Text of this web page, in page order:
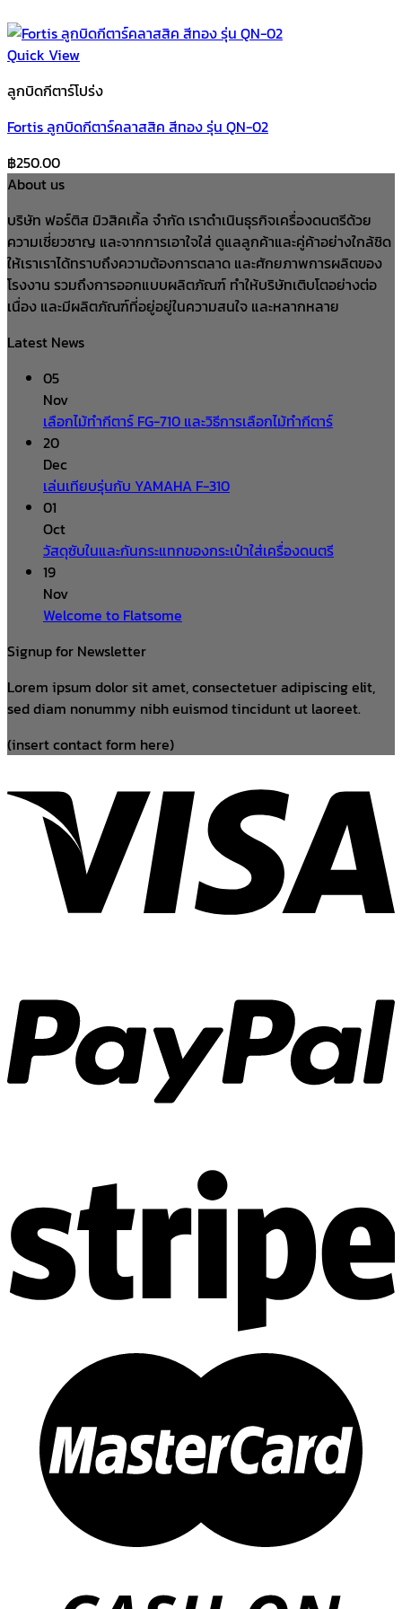
Quick View
ลูกบิดกีตาร์โปร่ง
Fortis ลูกบิดกีตาร์คลาสสิค สีทอง รุ่น QN-02
฿250.00
About us
บริษัท ฟอร์ติส มิวสิคเคิ้ล จำกัด เราดำเนินธุรกิจเครื่องดนตรีด้วย
ความเชี่ยวชาญ และจากการเอาใจใส่ ดูแลลูกค้าและคู่ค้าอย่างใกล้ชิด
ให้เราเราได้ทราบถึงความต้องการตลาด และศักยภาพการผลิตของ
โรงงาน รวมถึงการออกแบบผลิตภัณฑ์ ทำให้บริษัทเติบโตอย่างต่อ
เนื่อง และมีผลิตภัณฑ์ที่อยู่อยู่ในความสนใจ และหลากหลาย
Latest News
05
Nov
เลือกไม้ทำกีตาร์ FG-710 และวิธีการเลือกไม้ทำกีตาร์
20
Dec
เล่นเทียบรุ่นกับ YAMAHA F-310
01
Oct
วัสดุซับในและกันกระแทกของกระเป๋าใส่เครื่องดนตรี
19
Nov
Welcome to Flatsome
Signup for Newsletter
Lorem ipsum dolor sit amet, consectetuer adipiscing elit,
sed diam nonummy nibh euismod tincidunt ut laoreet.
(insert contact form here)